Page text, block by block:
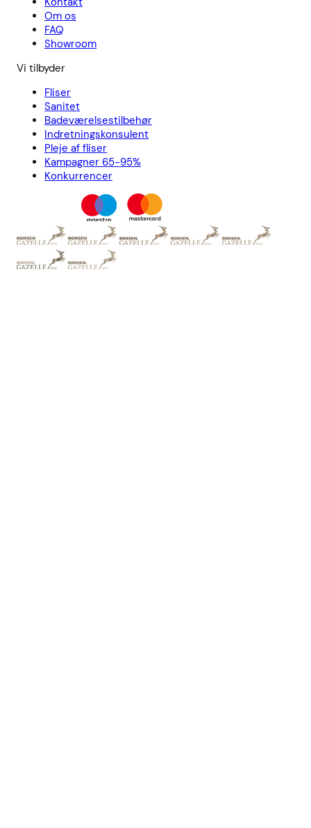
Om os
FAQ
Showroom
Vi tilbyder
Fliser
Sanitet
Badeværelsestilbehør
Indretningskonsulent
Pleje af fliser
Kampagner 65-95%
Konkurrencer